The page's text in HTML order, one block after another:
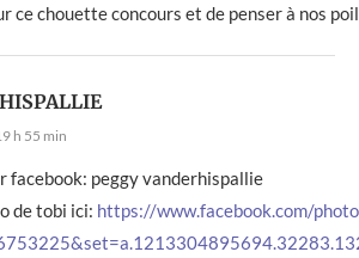
ce chouette concours et de penser à nos
h 55 min
facebook: peggy vanderhispallie
de tobi ici: https://www.facebook.com/